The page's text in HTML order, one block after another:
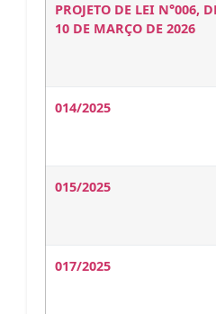
PROJETO DE LEI N°006,
10 DE MARÇO DE 2026
014/2025
015/2025
017/2025